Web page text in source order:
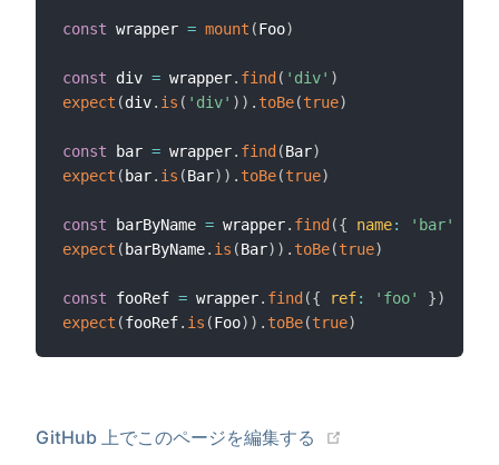
const wrapper = mount (Foo)
const div = wrapper. find ( 'div' )
expect (div. is ( 'div' ) ) . toBe(true)
const bar = wrapper. find (Bar)
expect ( bar. is (Bar) ) . toBe(true)
const barByName = wrapper. find ({ name: 'bar'
expect ( barByName. is (Bar) ) . toBe(true)
const fooRef = wrapper. find ({ ref: 'foo' })
expect (fooRef. is (Foo) ) . toBe(true)
GitHub 上でこのページを編集する